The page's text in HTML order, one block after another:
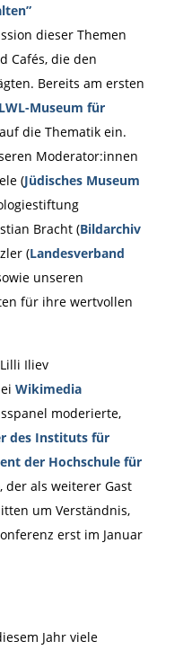
dieser Themen
Cafés, die den
Bereits am ersten
Museum für
die Thematik ein.
Moderator:innen
(Jüdisches Museum
Bracht (Bildarchiv
(Landesverband
unseren
für ihre wertvollen
Iliev
Wikimedia
moderierte,
des Instituts für
der Hochschule für
der als weiterer Gast
um Verständnis,
erst im Januar
Jahr viele